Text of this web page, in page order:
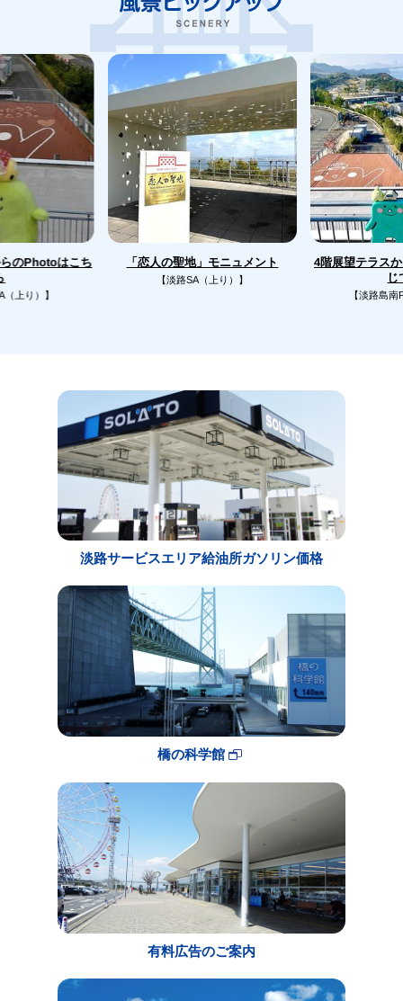
のPhotoはこち
（上り）】
「恋人の聖地」モニュメント
【淡路SA（上り）】
4階展望テラス
じ
【淡路島南
淡路サービスエリア給油所ガソリン価格
橋の科学館
有料広告のご案内